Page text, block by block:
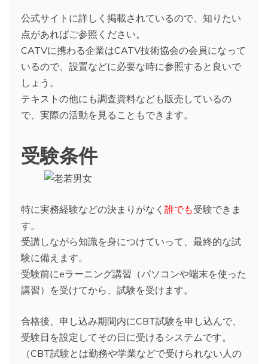
公式サイトに詳しく掲載されているので、知りたい
点があればご参照ください。
CATVに携わる企業はCATV技術協会の会員になって
いるので、設置などに必要な時に参照すると良いで
しょう。
テキストの他にも調査資料なども販売しているの
で、実際の活動を見ることもできます。
受験条件
特に実務経験などの決まりがなく 誰でも受験できま
す。
受講しながら知識を身につけていって、最終的な試
験に備えます。
受験前にeラーニング講習（パソコンや端末を使った
講習）を受けてから、試験を受けます。
合格後、申し込み期間内にCBT試験を申し込んで、
受験日を設定してその日に受けるシステムです。
（CBT試験とは勤務や学業などで受けられない人の